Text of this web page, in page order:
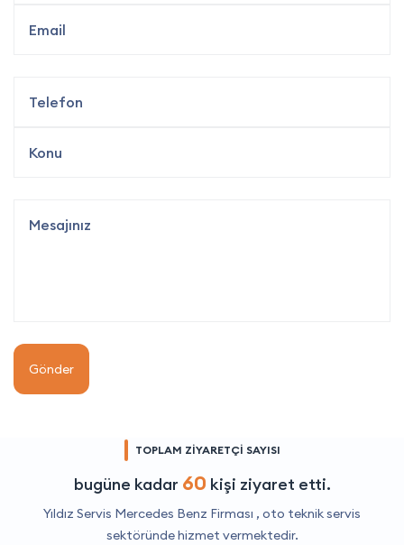
Gönder
TOPLAM ZİYARETÇİ SAYISI
bugüne kadar 60 kişi ziyaret etti.
Yıldız Servis Mercedes Benz Firması , oto teknik servis
sektöründe hizmet vermektedir.